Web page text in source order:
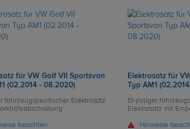
für VW Golf VII Sportsvan
(02.2014 - 08.2020)
fahrzeugspezifischer Elektrosatz
beachten
Elektrosatz für
Typ AM1
13-poliger
Elektrosatz mit
Hinweise